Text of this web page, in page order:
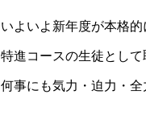
いよいよ新年度が本格的
特進コースの生徒として
何事にも気力・迫力・全